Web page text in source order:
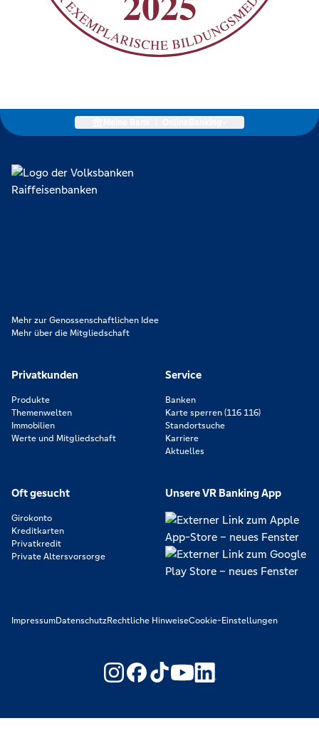
Mehr zur Genossenschaftlichen Idee
Mehr über die Mitgliedschaft
Privatkunden
Produkte
Themenwelten
Immobilien
Werte und Mitgliedschaft
Service
Banken
Karte sperren (116 116)
Standortsuche
Karriere
Aktuelles
Oft gesucht
Girokonto
Kreditkarten
Privatkredit
Private Altersvorsorge
Unsere VR Banking App
ImpressumDatenschutzRechtliche HinweiseCookie-Einstellungen
https://www.youtube.com/
https://